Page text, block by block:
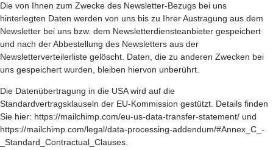
Die von Ihnen zum Zwecke des Newsletter-Bezugs bei uns
hinterlegten Daten werden von uns bis zu Ihrer Austragung aus dem
Newsletter bei uns bzw. dem Newsletterdiensteanbieter gespeichert
und nach der Abbestellung des Newsletters aus der
Newsletterverteilerliste gelöscht. Daten, die zu anderen Zwecken bei
uns gespeichert wurden, bleiben hiervon unberührt.
Die Datenübertragung in die USA wird auf die
Standardvertragsklauseln der EU-Kommission gestützt. Details finden
Sie hier: https://mailchimp.com/eu-us-data-transfer-statement/ und
https://mailchimp.com/legal/data-processing-addendum/#Annex_C_-
_Standard_Contractual_Clauses.